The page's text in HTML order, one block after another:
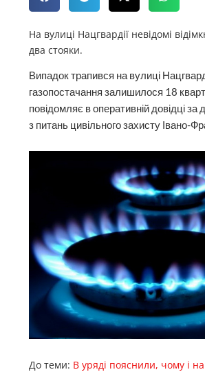
На вулиці Нацгвардії невідомі
два стояки.
Випадок трапився на вулиці
газопостачання залишилося 18
повідомляє в оперативній довідці за
з питань цивільного захисту Івано-
До теми: В уряді пояснили, чому і